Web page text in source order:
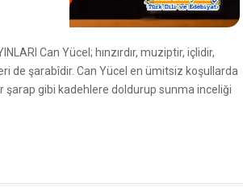
Can Yücel; hınzırdır, muziptir, içlidir,
de şarabîdir. Can Yücel en ümitsiz koşullarda
şarap gibi kadehlere doldurup sunma inceliği